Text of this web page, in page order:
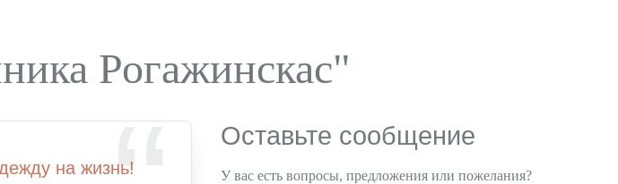
Рогажинскас"
на жизнь!
Оставьте сообщение
У вас есть вопросы, предложения или пожелания?